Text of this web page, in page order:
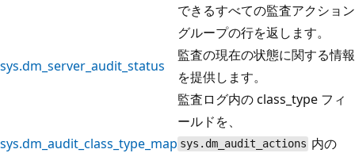
できるすべての監査アクション
グループの行を返します。
sys.dm_server_audit_status
監査の現在の状態に関する情報
を提供します。
sys.dm_audit_class_type_map
監査ログ内の class_type フィ
ールドを、
sys.dm_audit_actions 内の